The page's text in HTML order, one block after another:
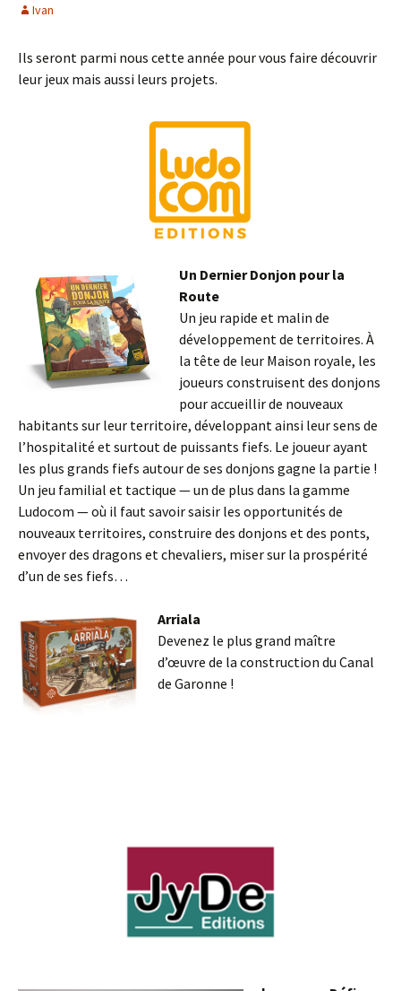
Ivan
Ils seront parmi nous cette année pour vous faire découvrir
leur jeux mais aussi leurs projets.
Un Dernier Donjon pour la
Route
Un jeu rapide et malin de
développement de territoires. À
la tête de leur Maison royale, les
joueurs construisent des donjons
pour accueillir de nouveaux
habitants sur leur territoire, développant ainsi leur sens de
l’hospitalité et surtout de puissants fiefs. Le joueur ayant
les plus grands fiefs autour de ses donjons gagne la partie !
Un jeu familial et tactique — un de plus dans la gamme
Ludocom — où il faut savoir saisir les opportunités de
nouveaux territoires, construire des donjons et des ponts,
envoyer des dragons et chevaliers, miser sur la prospérité
d’un de ses fiefs…
Arriala
Devenez le plus grand maître
d’œuvre de la construction du Canal
de Garonne !